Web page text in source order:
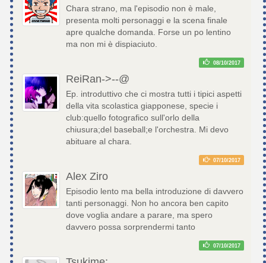
Chara strano, ma l'episodio non è male,
presenta molti personaggi e la scena finale
apre qualche domanda. Forse un po lentino
ma non mi è dispiaciuto.
08/10/2017
ReiRan->--@
Ep. introduttivo che ci mostra tutti i tipici aspetti
della vita scolastica giapponese, specie i
club:quello fotografico sull'orlo della
chiusura;del baseball;e l'orchestra. Mi devo
abituare al chara.
07/10/2017
Alex Ziro
Episodio lento ma bella introduzione di davvero
tanti personaggi. Non ho ancora ben capito
dove voglia andare a parare, ma spero
davvero possa sorprendermi tanto
07/10/2017